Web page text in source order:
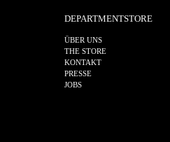
DEPARTMENTSTORE
ÜBER UNS
THE STORE
KONTAKT
PRESSE
JOBS